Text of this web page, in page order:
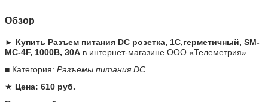
Обзор
► Купить Разъем питания DC розетка, 1C,герметичный, SM-
MC-4F, 1000В, 30А в интернет-магазине ООО «Телеметрия».
■ Категория:Разъемы питания DC
★ Цена: 610 руб.